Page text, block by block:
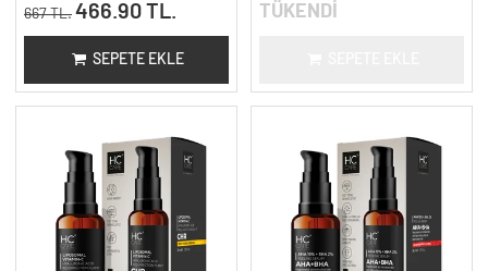
667 TL. 466.90 TL.
SEPETE EKLE
TÜKENDİ